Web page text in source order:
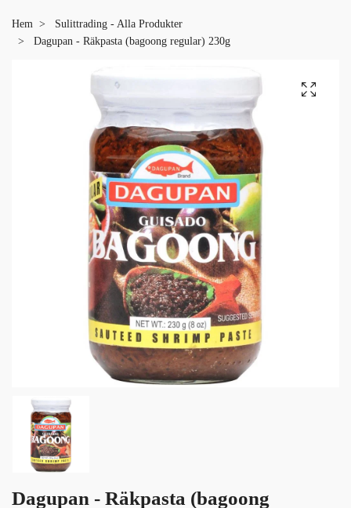
Hem
Sulittrading - Alla Produkter
Dagupan - Räkpasta (bagoong regular) 230g
Dagupan - Räkpasta (bagoong